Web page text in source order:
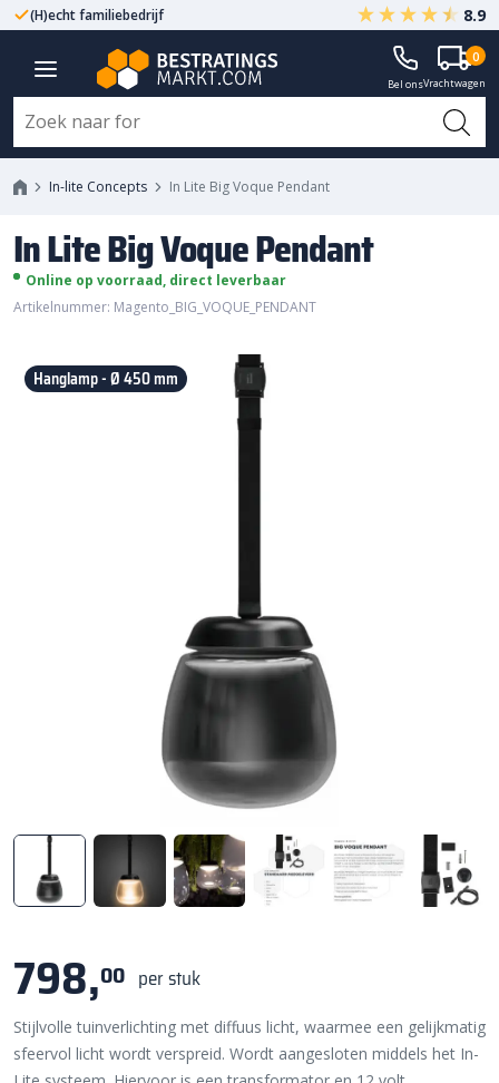
(H)echt familiebedrijf Gegarandeerd A-kwaliteit
8.9
Bel onsVrachtwagen
0
In-lite Concepts In Lite Big Voque Pendant
In Lite Big Voque Pendant
Online op voorraad, direct leverbaar
Artikelnummer: Magento_BIG_VOQUE_PENDANT
Hanglamp - Ø 450 mm
798,00 per stuk
Stijlvolle tuinverlichting met diffuus licht, waarmee een gelijkmatig
sfeervol licht wordt verspreid. Wordt aangesloten middels het In-
In Lite Big Voque Pendant